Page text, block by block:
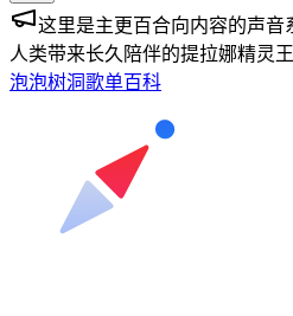
这里是主更百合向内容的声
人类带来长久陪伴的提拉娜精灵
泡泡树洞歌单百科